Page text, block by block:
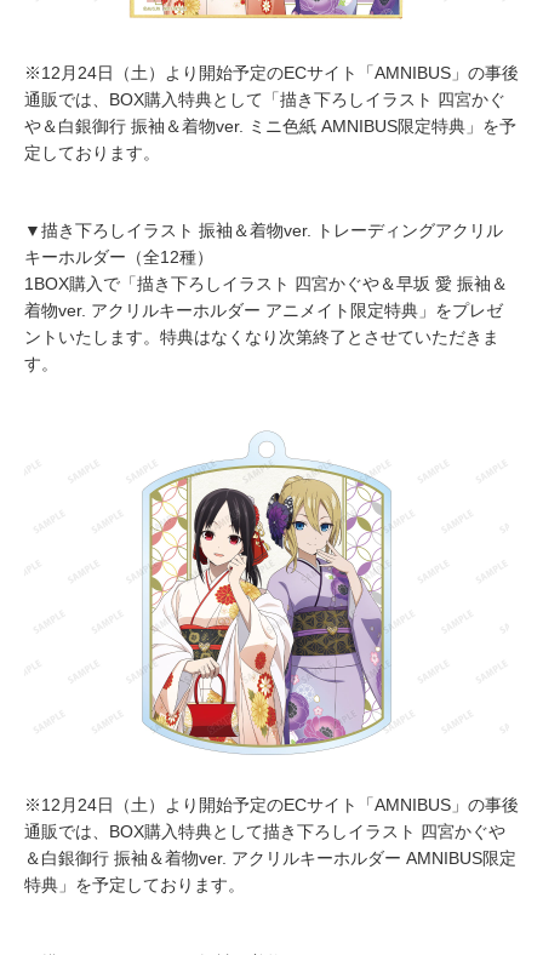
※12月24日（土）より開始予定のECサイト「AMNIBUS」の事後
通販では、BOX購入特典として「描き下ろしイラスト 四宮かぐ
や＆白銀御行 振袖＆着物ver. ミニ色紙 AMNIBUS限定特典」を予
定しております。
▼描き下ろしイラスト 振袖＆着物ver. トレーディングアクリル
キーホルダー（全12種）
1BOX購入で「描き下ろしイラスト 四宮かぐや＆早坂 愛 振袖＆
着物ver. アクリルキーホルダー アニメイト限定特典」をプレゼ
ントいたします。特典はなくなり次第終了とさせていただきま
す。
※12月24日（土）より開始予定のECサイト「AMNIBUS」の事後
通販では、BOX購入特典として描き下ろしイラスト 四宮かぐや
＆白銀御行 振袖＆着物ver. アクリルキーホルダー AMNIBUS限定
特典」を予定しております。